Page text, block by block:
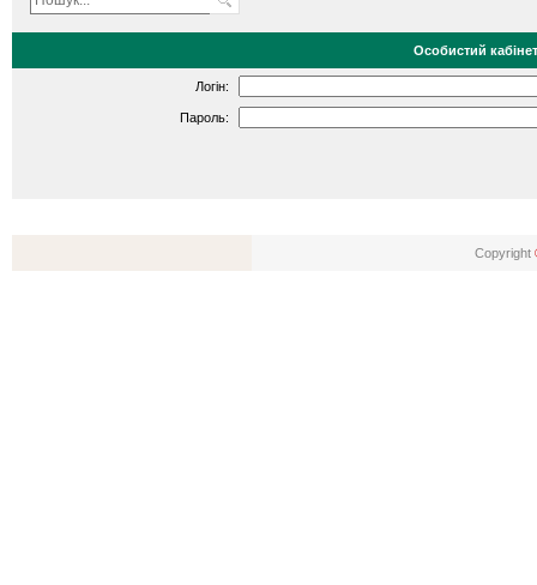
Особистий кабінет
Логін:
Пароль:
Copyright